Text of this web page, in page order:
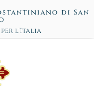
di San
per l’Italia